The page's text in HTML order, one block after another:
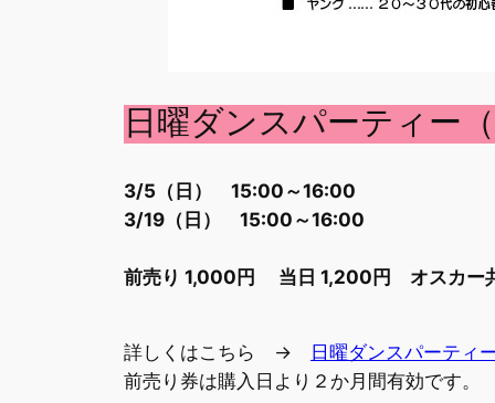
日曜ダンスパーティー
3/5（日） 15:00～16:00
3/19（日） 15:00～16:00
前売り 1,000円 当日 1,200円 オスカー
詳しくはこちら →
日曜ダンスパーティ
前売り券は購入日より２か月間有効です。